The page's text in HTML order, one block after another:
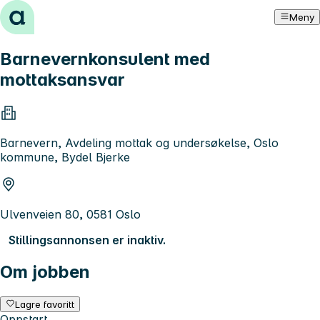
Hopp til innhold Meny
Barnevernkonsulent med
mottaksansvar
Barnevern, Avdeling mottak og undersøkelse, Oslo
kommune, Bydel Bjerke
Ulvenveien 80, 0581 Oslo
Stillingsannonsen er inaktiv.
Om jobben
Lagre favoritt